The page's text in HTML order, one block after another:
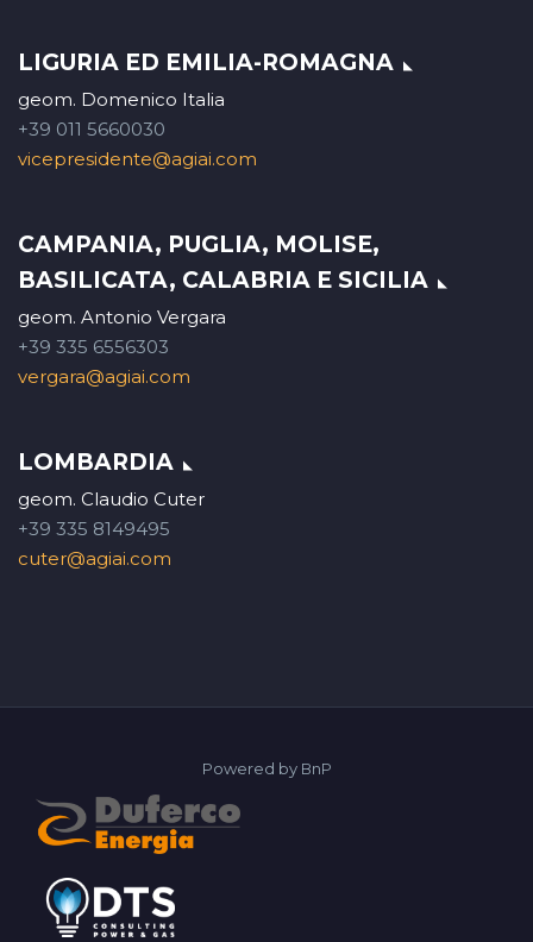
LIGURIA ED EMILIA-ROMAGNA
geom. Domenico Italia
+39 011 5660030
vicepresidente@agiai.com
CAMPANIA, PUGLIA, MOLISE,
BASILICATA, CALABRIA E SICILIA
geom. Antonio Vergara
+39 335 6556303
vergara@agiai.com
LOMBARDIA
geom. Claudio Cuter
+39 335 8149495
cuter@agiai.com
Powered by BnP